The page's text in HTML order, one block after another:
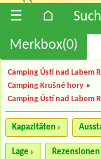
☰ ⌂
Merkbox(0)
Camping Ústí nad Labem
Camping Krušné hory »
Camping Ústí nad Labem
Kapazitäten
Lage Rezensionen